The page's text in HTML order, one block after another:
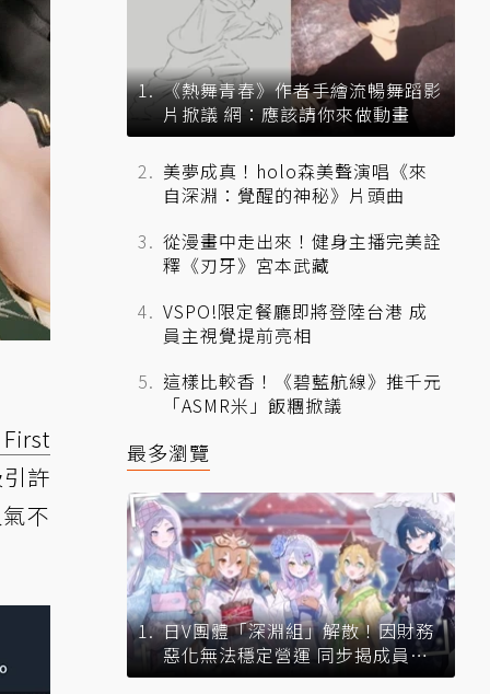
許
不
《熱舞青春》作者手繪流暢舞蹈影
片掀議 網：應該請你來做動畫
美夢成真！holo森美聲演唱《來
自深淵：覺醒的神秘》片頭曲
從漫畫中走出來！健身主播完美詮
釋《刃牙》宮本武藏
VSPO!限定餐廳即將登陸台港 成
員主視覺提前亮相
這樣比較香！《碧藍航線》推千元
「ASMR米」飯糰掀議
最多瀏覽
日V團體「深淵組」解散！因財務
惡化無法穩定營運 同步揭成員未
來去向